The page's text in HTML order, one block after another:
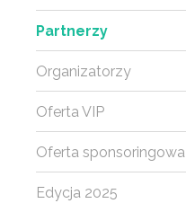
Partnerzy
Organizatorzy
Oferta VIP
Oferta sponsoringowa
Edycja 2025